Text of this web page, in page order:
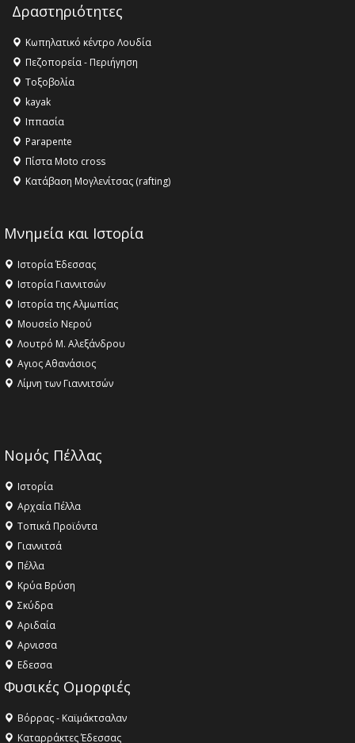
16:27 - Όλυμπος: Εντάχθηκε στον Κατάλογο Παγκόσμιας
Κληρονομιάς της UNESCO – Ομόφωνη η απόφαση Ο
Όλυμπος αναγνωρίστηκε ως φυσικό και πολιτιστικό
αγαθό εξέχουσας οικουμενικής αξίας για την
ανθρωπότητα
16:18 -
ΣΤΗΝ ΕΔΕΣΣΑ
Δραστηριότητες
Κωπηλατικό κέντρο Λουδία
Πεζοπορεία - Περιήγηση
Τοξοβολία
kayak
Ιππασία
Parapente
Πίστα Moto cross
Κατάβαση Μογλενίτσας (rafting)
Μνημεία και Ιστορία
Ιστορία Έδεσσας
Ιστορία Γιαννιτσών
Ιστορία της Αλμωπίας
Μουσείο Νερού
Λουτρό Μ. Αλεξάνδρου
Αγιος Αθανάσιος
Λίμνη των Γιαννιτσών
Νομός Πέλλας
Ιστορία
Αρχαία Πέλλα
Τοπικά Προϊόντα
Γιαννιτσά
Πέλλα
Κρύα Βρύση
Σκύδρα
Αριδαία
Aρνισσα
Eδεσσα
Φυσικές Ομορφιές
Βόρρας - Καϊμάκτσαλαν
Καταρράκτες Έδεσσας